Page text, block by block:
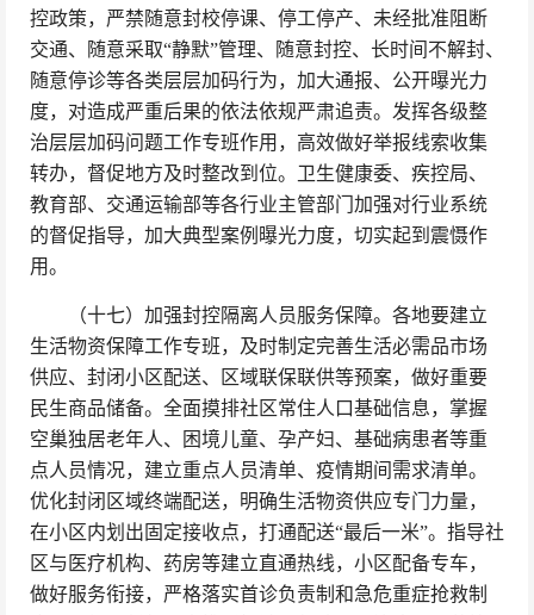
控政策，严禁随意封校停课、停工停产、未经批准阻断
交通、随意采取“静默”管理、随意封控、长时间不解封、
随意停诊等各类层层加码行为，加大通报、公开曝光力
度，对造成严重后果的依法依规严肃追责。发挥各级整
治层层加码问题工作专班作用，高效做好举报线索收集
转办，督促地方及时整改到位。卫生健康委、疾控局、
教育部、交通运输部等各行业主管部门加强对行业系统
的督促指导，加大典型案例曝光力度，切实起到震慑作
用。
（十七）加强封控隔离人员服务保障。各地要建立
生活物资保障工作专班，及时制定完善生活必需品市场
供应、封闭小区配送、区域联保联供等预案，做好重要
民生商品储备。全面摸排社区常住人口基础信息，掌握
空巢独居老年人、困境儿童、孕产妇、基础病患者等重
点人员情况，建立重点人员清单、疫情期间需求清单。
优化封闭区域终端配送，明确生活物资供应专门力量，
在小区内划出固定接收点，打通配送“最后一米”。指导社
区与医疗机构、药房等建立直通热线，小区配备专车，
做好服务衔接，严格落实首诊负责制和急危重症抢救制